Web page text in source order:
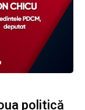
politică